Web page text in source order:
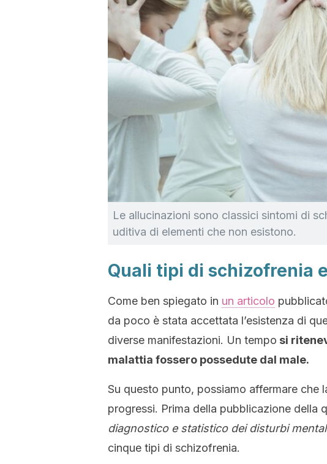
Le allucinazioni sono classici sintomi di
uditiva di elementi che non esistono.
Quali tipi di schizofrenia
Come ben spiegato in un articolo
da poco è stata accettata l’esistenza di
diverse manifestazioni. Un tempo si
malattia fossero possedute dal male.
Su questo punto, possiamo affermare che
progressi. Prima della pubblicazione della
diagnostico e statistico dei disturbi
cinque tipi di schizofrenia.